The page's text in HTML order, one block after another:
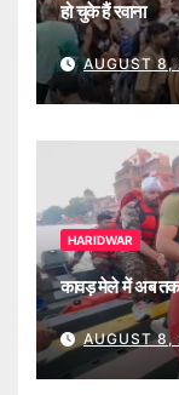
हो चुके हैं रवाना
AUGUST
HARIDWAR
कावड़ मेले में अब तक
AUGUST 8,